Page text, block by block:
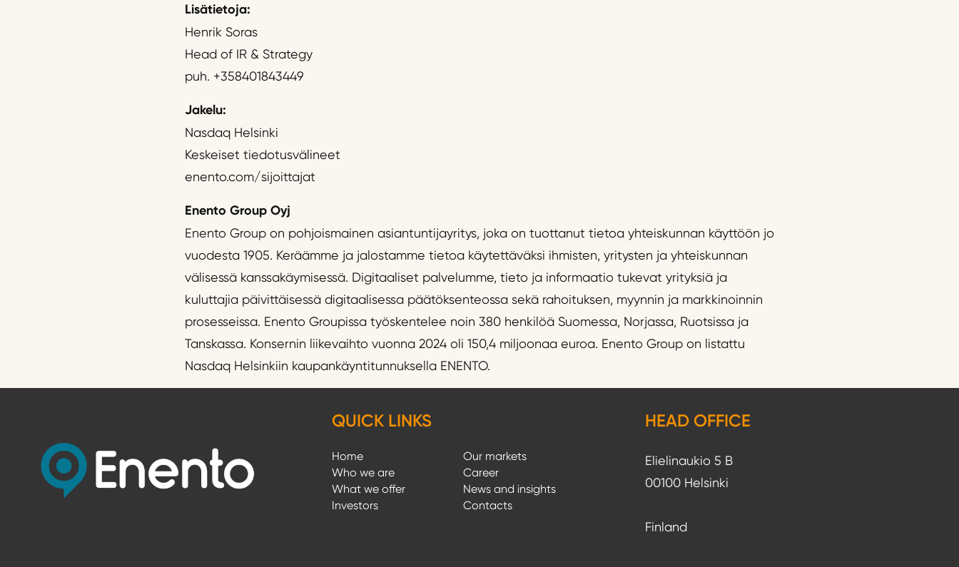
Lisätietoja:
Henrik Soras
Head of IR & Strategy
puh. +358401843449
Jakelu:
Nasdaq Helsinki
Keskeiset tiedotusvälineet
enento.com/sijoittajat
Enento Group Oyj
Enento Group on pohjoismainen asiantuntijayritys, joka on tuottanut tietoa yhteiskunnan käyttöön jo
vuodesta 1905. Keräämme ja jalostamme tietoa käytettäväksi ihmisten, yritysten ja yhteiskunnan
välisessä kanssakäymisessä. Digitaaliset palvelumme, tieto ja informaatio tukevat yrityksiä ja
kuluttajia päivittäisessä digitaalisessa päätöksenteossa sekä rahoituksen, myynnin ja markkinoinnin
prosesseissa. Enento Groupissa työskentelee noin 380 henkilöä Suomessa, Norjassa, Ruotsissa ja
Tanskassa. Konsernin liikevaihto vuonna 2024 oli 150,4 miljoonaa euroa. Enento Group on listattu
Nasdaq Helsinkiin kaupankäyntitunnuksella ENENTO.
QUICK LINKS
Home
Who we are
What we offer
Investors
Our markets
Career
News and insights
Contacts
HEAD OFFICE
Elielinaukio 5 B
00100 Helsinki
Finland